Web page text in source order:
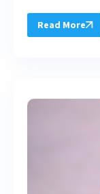
Read More